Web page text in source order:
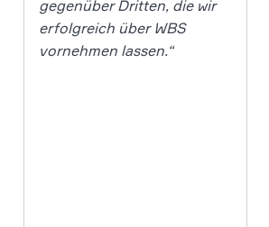
gegenüber Dritten, die wir
erfolgreich über WBS
vornehmen lassen.“